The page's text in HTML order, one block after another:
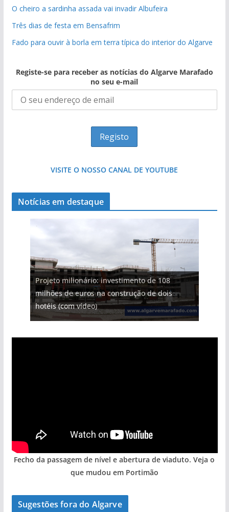
O cheiro a sardinha assada vai invadir Albufeira
Três dias de festa em Bensafrim
Fado para ouvir à borla em terra típica do interior do Algarve
Registe-se para receber as notícias do Algarve Marafado
no seu e-mail
VISITE O NOSSO CANAL DE YOUTUBE
Notícias em destaque
Projeto milionário: investimento de 108
milhões de euros na construção de dois
hotéis (com vídeo)
Fecho da passagem de nível e abertura de viaduto. Veja o
que mudou em Portimão
Sugestões fora do Algarve